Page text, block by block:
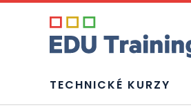
TECHNICKÉ KURZY